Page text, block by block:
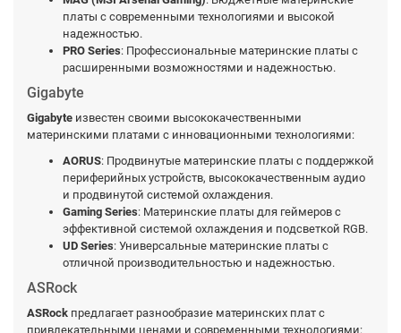
платы с современными технологиями и высокой
надежностью.
PRO Series: Профессиональные материнские платы с
расширенными возможностями и надежностью.
Gigabyte
Gigabyte известен своими высококачественными
материнскими платами с инновационными технологиями:
AORUS: Продвинутые материнские платы с поддержкой
периферийных устройств, высококачественным аудио
и продвинутой системой охлаждения.
Gaming Series: Материнские платы для геймеров с
эффективной системой охлаждения и подсветкой RGB.
UD Series: Универсальные материнские платы с
отличной производительностью и надежностью.
ASRock
ASRock предлагает разнообразие материнских плат с
привлекательными ценами и современными технологиями: